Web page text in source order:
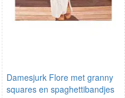
Damesjurk Flore met granny
squares en spaghettibandjes